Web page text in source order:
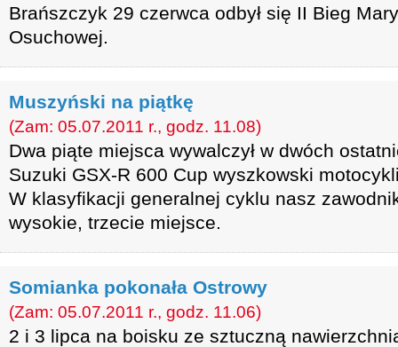
Brańszczyk 29 czerwca odbył się II Bieg
Osuchowej.
Muszyński na piątkę
(Zam: 05.07.2011 r., godz. 11.08)
Dwa piąte miejsca wywalczył w dwóch
Suzuki GSX-R 600 Cup wyszkowski
W klasyfikacji generalnej cyklu nasz
wysokie, trzecie miejsce.
Somianka pokonała Ostrowy
(Zam: 05.07.2011 r., godz. 11.06)
2 i 3 lipca na boisku ze sztuczną